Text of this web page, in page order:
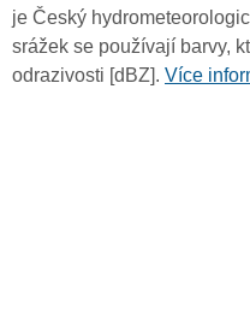
je Český
srážek se používají barvy,
odrazivosti [dBZ]. Více